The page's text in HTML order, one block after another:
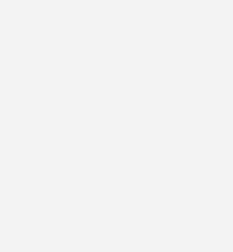
waren es gemäß Quentins Auswertungen 3,6
Genehmigungen konzentriert sich
die Nordhälfte Deutschlands und auf einige
So genehmigten die Behörden in
in Niedersachsen 250 MW und in
MW – vor den 141 MW in Brandenburg, 106
MW in Sachsen-Anhalt. Dagegen bleiben die
(20 MW), Bayern (16 MW), Hessen (12
abgeschlagen – trotz Regierungsbeteiligung
Die Grünen in dreien dieser
sich selbst ab. Die Landespolitik hat eine